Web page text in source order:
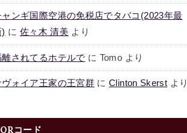
ャンギ国際空港の免税店でタバコ(2023年最
に 佐々木 清美 より
離されてるホテルで に Tomo より
ヴォイア王家の王宮群 にClinton Skerst より
QRコード